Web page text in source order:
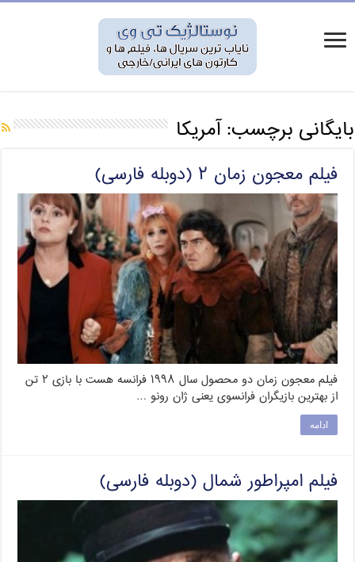
بایگانی برچسب:آمریکا
فیلم معجون زمان ۲ (دوبله فارسی)
فیلم معجون زمان دو محصول سال ۱۹۹۸ فرانسه هست با بازی ۲ تن
از بهترین بازیگران فرانسوی یعنی ژان رونو …
ادامه
فیلم امپراطور شمال (دوبله فارسی)